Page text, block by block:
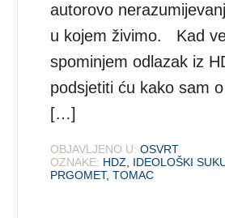
autorovo
u kojem živimo. Kad
spominjem odlazak iz
podsjetiti ću kako sam
[…]
OBJAVLJENO U: OSVRT
OZNAKE: HDZ IDEOLOŠKI
PRGOMET,TOMAC